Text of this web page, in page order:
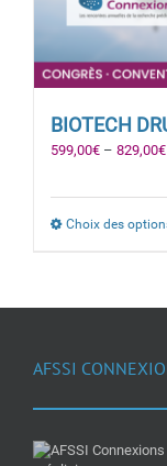
BIOTECH
599,00€ – 829,00€
Choix des
AFSSI